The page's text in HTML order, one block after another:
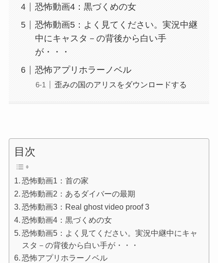
恐怖動画4：黒づくめの女
恐怖動画5：よく見てください。実況中継
中にキャスタ－の背後から白い手
が・・・
恐怖アプリホラーノベル
歪みの国のアリスをダウンロードする
目次
恐怖動画1：首の家
恐怖動画2：あるダイバーの最期
恐怖動画3：Real ghost video proof 3
恐怖動画4：黒づくめの女
恐怖動画5：よく見てください。実況中継中にキャ
スタ－の背後から白い手が・・・
恐怖アプリホラーノベル